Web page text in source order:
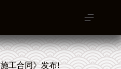
工合同》发布!